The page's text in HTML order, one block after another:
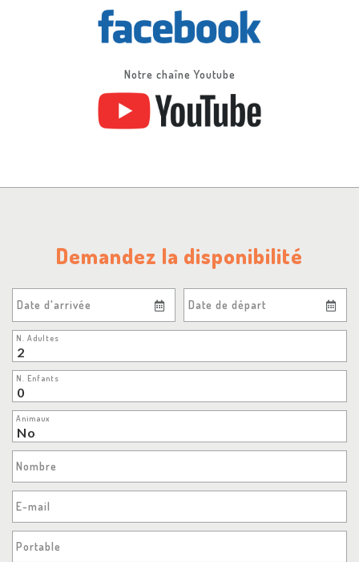
Notre chaîne Youtube
Demandez la disponibilité
Date d'arrivée Date de départ
N. Adultes
N. Enfants
Animaux
Nombre
E-mail
Portable